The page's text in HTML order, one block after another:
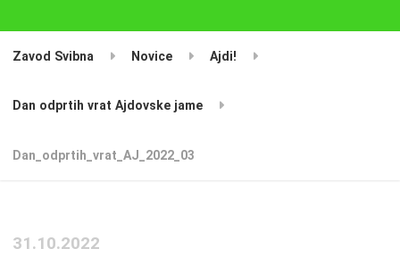
Zavod Svibna Novice Ajdi!
Dan odprtih vrat Ajdovske jame
Dan_odprtih_vrat_AJ_2022_03
31.10.2022